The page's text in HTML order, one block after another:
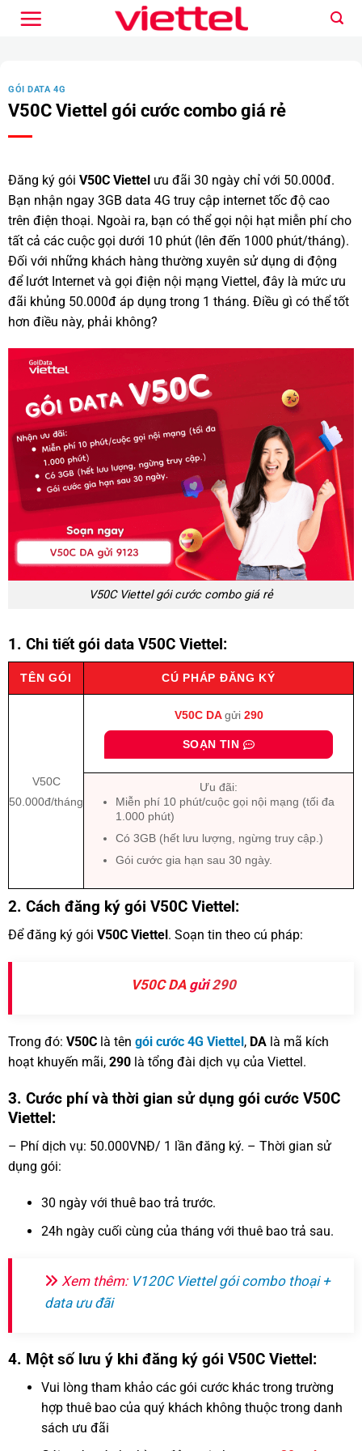
qua
GÓI DATA 4G
V50C Viettel gói cước combo giá rẻ
Đăng ký gói V50C Viettel ưu đãi 30 ngày chỉ với 50.000đ.
Bạn nhận ngay 3GB data 4G truy cập internet tốc độ cao
trên điện thoại. Ngoài ra, bạn có thể gọi nội hạt miễn phí cho
tất cả các cuộc gọi dưới 10 phút (lên đến 1000 phút/tháng).
Đối với những khách hàng thường xuyên sử dụng di động
để lướt Internet và gọi điện nội mạng Viettel, đây là mức ưu
đãi khủng 50.000đ áp dụng trong 1 tháng. Điều gì có thể tốt
hơn điều này, phải không?
V50C Viettel gói cước combo giá rẻ
1. Chi tiết gói data V50C Viettel:
TÊN GÓI CÚ PHÁP ĐĂNG KÝ
V50C
50.000đ/tháng
V50C DAgửi290
SOẠN TIN
Ưu đãi:
Miễn phí 10 phút/cuộc gọi nội mạng (tối đa
1.000 phút)
Có 3GB (hết lưu lượng, ngừng truy cập.)
Gói cước gia hạn sau 30 ngày.
2. Cách đăng ký gói V50C Viettel:
Để đăng ký gói V50C Viettel. Soạn tin theo cú pháp:
V50C DA gửi290
Trong đó: V50C là tên gói cước 4G Viettel , DA là mã kích
hoạt khuyến mãi, 290 là tổng đài dịch vụ của Viettel.
3. Cước phí và thời gian sử dụng gói cước V50C
Viettel:
– Phí dịch vụ: 50.000VNĐ/ 1 lần đăng ký. – Thời gian sử
dụng gói:
30 ngày với thuê bao trả trước.
24h ngày cuối cùng của tháng với thuê bao trả sau.
Xem thêm: V120C Viettel gói combo thoại +
data ưu đãi
4. Một số lưu ý khi đăng ký gói V50C Viettel:
Vui lòng tham khảo các gói cước khác trong trường
hợp thuê bao của quý khách không thuộc trong danh
sách ưu đãi